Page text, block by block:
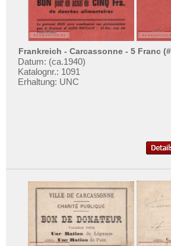
Luxemburg
Malta
Mazedonien
Memelgebiet
Moldawien
Österreich
Polen
Portugal
Rumänien
Russland
Mehr über...
Zahlungsbedingungen
Privatsphäre und Datenschutz
Widerrufsbelehrung
Liefer- und Versandkosten
Frankreich - Carcassonne - 5 Franc
Datum: (ca.1940)
Katalognr.: 1091
Erhaltung: UNC